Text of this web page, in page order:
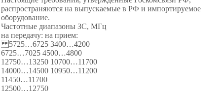
распространяются на выпускаемые в РФ и импортируемое
оборудование.
Частотные диапазоны ЗС, МГц
на передачу: на прием:
5725…6725 3400…4200
6725…7025 4500…4800
12750…13250 10700…11700
14000…14500 10950…11200
11450…11700
12500…12750